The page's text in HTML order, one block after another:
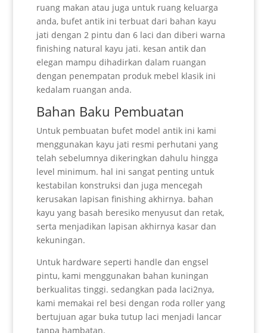
ruang makan atau juga untuk ruang keluarga
anda, bufet antik ini terbuat dari bahan kayu
jati dengan 2 pintu dan 6 laci dan diberi warna
finishing natural kayu jati. kesan antik dan
elegan mampu dihadirkan dalam ruangan
dengan penempatan produk mebel klasik ini
kedalam ruangan anda.
Bahan Baku Pembuatan
Untuk pembuatan bufet model antik ini kami
menggunakan kayu jati resmi perhutani yang
telah sebelumnya dikeringkan dahulu hingga
level minimum. hal ini sangat penting untuk
kestabilan konstruksi dan juga mencegah
kerusakan lapisan finishing akhirnya. bahan
kayu yang basah beresiko menyusut dan retak,
serta menjadikan lapisan akhirnya kasar dan
kekuningan.
Untuk hardware seperti handle dan engsel
pintu, kami menggunakan bahan kuningan
berkualitas tinggi. sedangkan pada laci2nya,
kami memakai rel besi dengan roda roller yang
bertujuan agar buka tutup laci menjadi lancar
tanpa hambatan.